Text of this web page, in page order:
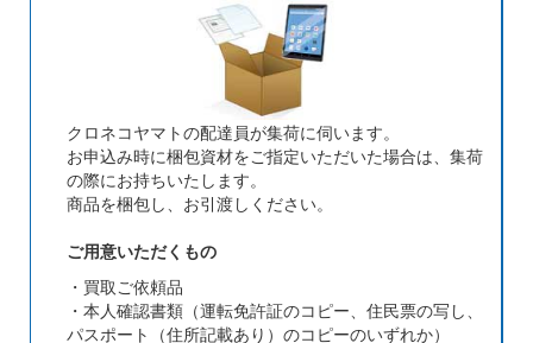
クロネコヤマトの配達員が集荷に伺います。
お申込み時に梱包資材をご指定いただいた場合は、集荷
の際にお持ちいたします。
商品を梱包し、お引渡しください。
ご用意いただくもの
・買取ご依頼品
・本人確認書類（運転免許証のコピー、住民票の写し、
パスポート（住所記載あり）のコピーのいずれか）